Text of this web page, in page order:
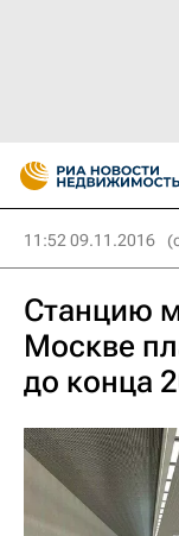
11:52 09.11.2016
Станцию
Москве
до конца